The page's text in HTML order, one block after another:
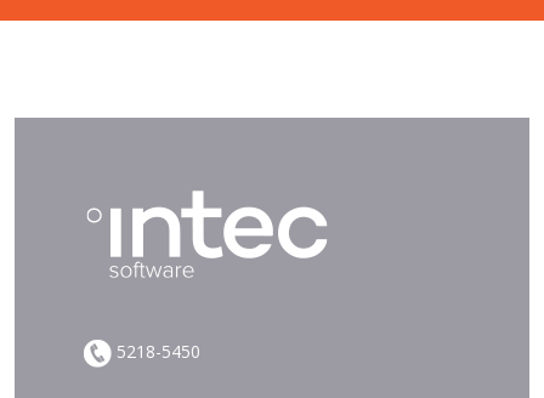
5218-5450